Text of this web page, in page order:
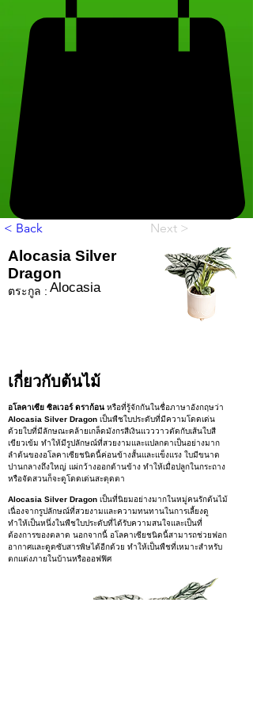
< Back Next >
Alocasia Silver
Dragon
ตระกูล : Alocasia
เกี่ยวกับต้นไม้
อโลคาเซีย ซิลเวอร์ ดราก้อน หรือที่รู้จักกันในชื่อภาษาอังกฤษว่า
Alocasia Silver Dragon เป็นพืชใบประดับที่มีความโดดเด่น
ด้วยใบที่มีลักษณะคล้ายเกล็ดมังกรสีเงินแวววาวตัดกับเส้นใบสี
เขียวเข้ม ทำให้มีรูปลักษณ์ที่สวยงามและแปลกตาเป็นอย่างมาก
ลำต้นของอโลคาเซียชนิดนี้ค่อนข้างสั้นและแข็งแรง ใบมีขนาด
ปานกลางถึงใหญ่ แผ่กว้างออกด้านข้าง ทำให้เมื่อปลูกในกระถาง
หรือจัดสวนก็จะดูโดดเด่นสะดุดตา
Alocasia Silver Dragon เป็นที่นิยมอย่างมากในหมู่คนรักต้นไม้
เนื่องจากรูปลักษณ์ที่สวยงามและความทนทานในการเลี้ยงดู
ทำให้เป็นหนึ่งในพืชใบประดับที่ได้รับความสนใจและเป็นที่
ต้องการของตลาด นอกจากนี้ อโลคาเซียชนิดนี้สามารถช่วยฟอก
อากาศและดูดซับสารพิษได้อีกด้วย ทำให้เป็นพืชที่เหมาะสำหรับ
ตกแต่งภายในบ้านหรือออฟฟิศ